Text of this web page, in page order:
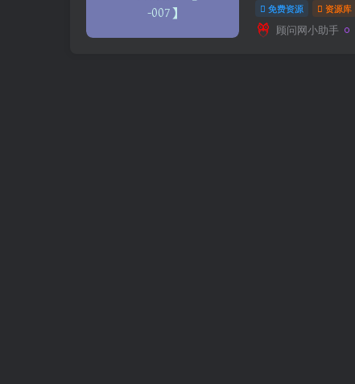
免费资源 资源库
顾问网小助手